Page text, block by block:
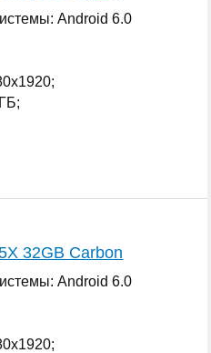
Android 6.0
32GB Carbon
Android 6.0